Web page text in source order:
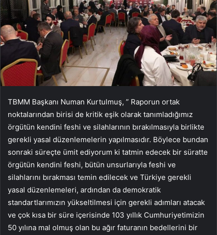
TBMM Başkanı Numan Kurtulmuş, ” Raporun ortak
noktalarından birisi de kritik eşik olarak tanımladığımız
örgütün kendini feshi ve silahlarının bırakılmasıyla birlikte
gerekli yasal düzenlemelerin yapılmasıdır. Böylece bundan
sonraki süreçte ümit ediyorum ki tatmin edecek bir süratte
örgütün kendini feshi, bütün unsurlarıyla feshi ve
silahlarını bırakması temin edilecek ve Türkiye gerekli
yasal düzenlemeleri, ardından da demokratik
standartlarımızın yükseltilmesi için gerekli adımları atacak
ve çok kısa bir süre içerisinde 103 yıllık Cumhuriyetimizin
50 yılına mal olmuş olan bu ağır faturanın bedellerini bir